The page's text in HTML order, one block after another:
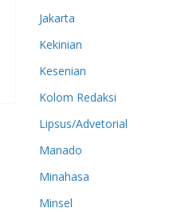
Jakarta
Kekinian
Kesenian
Kolom Redaksi
Lipsus/Advetorial
Manado
Minahasa
Minsel